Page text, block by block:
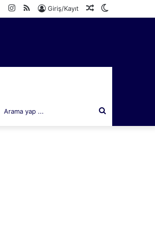
Rastgele
Giriş/Kayıt
RSS
Instagram
Arama